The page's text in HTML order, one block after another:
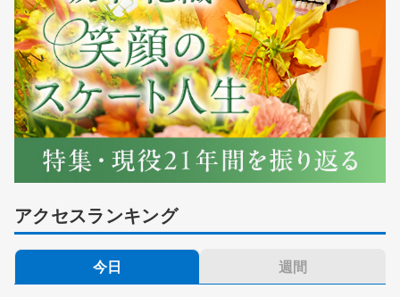
アクセスランキング
今日 週間